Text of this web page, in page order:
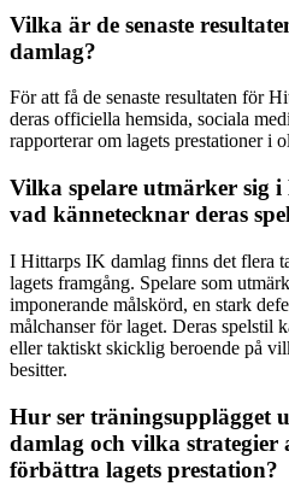
Vilka är de senaste
damlag?
För att få de senaste resultaten för
deras officiella hemsida, sociala
rapporterar om lagets prestationer i
Vilka spelare utmärker sig
vad kännetecknar deras
I Hittarps IK damlag finns det flera
lagets framgång. Spelare som
imponerande målskörd, en stark
målchanser för laget. Deras spelstil
eller taktiskt skicklig beroende på
besitter.
Hur ser träningsupplägget
damlag och vilka strategier
förbättra lagets prestation?